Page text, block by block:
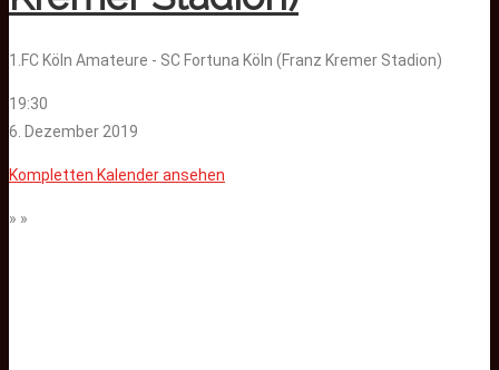
1.FC Köln Amateure - SC Fortuna Köln (Franz Kremer Stadion)
19:30
6. Dezember 2019
Kompletten Kalender ansehen
» »